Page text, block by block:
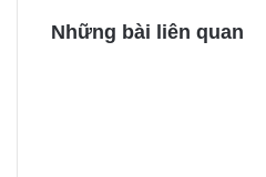
Những bài liên quan